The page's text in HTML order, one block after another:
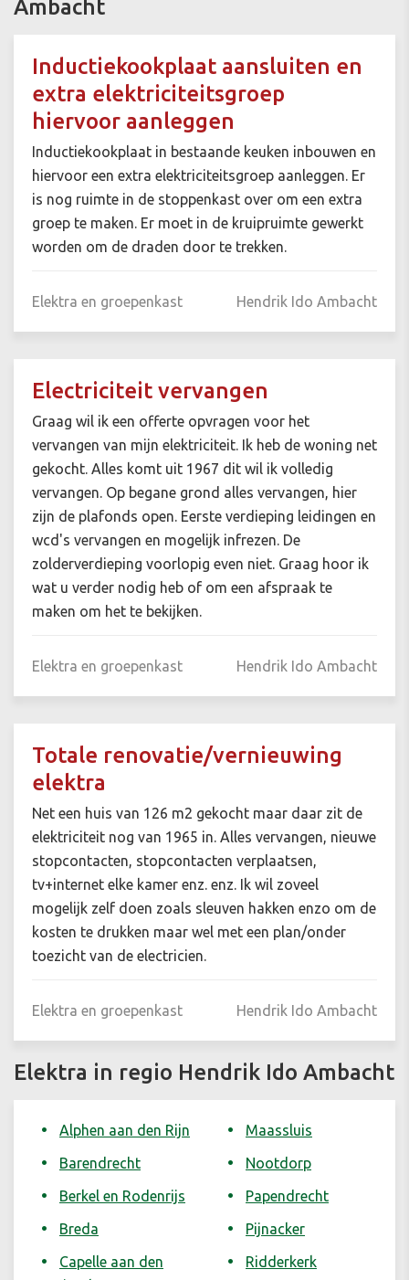
Ambacht
Inductiekookplaat aansluiten en
extra elektriciteitsgroep
hiervoor aanleggen
Inductiekookplaat in bestaande keuken inbouwen en
hiervoor een extra elektriciteitsgroep aanleggen. Er
is nog ruimte in de stoppenkast over om een extra
groep te maken. Er moet in de kruipruimte gewerkt
worden om de draden door te trekken.
Elektra en groepenkast Hendrik Ido Ambacht
Electriciteit vervangen
Graag wil ik een offerte opvragen voor het
vervangen van mijn elektriciteit. Ik heb de woning net
gekocht. Alles komt uit 1967 dit wil ik volledig
vervangen. Op begane grond alles vervangen, hier
zijn de plafonds open. Eerste verdieping leidingen en
wcd's vervangen en mogelijk infrezen. De
zolderverdieping voorlopig even niet. Graag hoor ik
wat u verder nodig heb of om een afspraak te
maken om het te bekijken.
Elektra en groepenkast Hendrik Ido Ambacht
Totale renovatie/vernieuwing
elektra
Net een huis van 126 m2 gekocht maar daar zit de
elektriciteit nog van 1965 in. Alles vervangen, nieuwe
stopcontacten, stopcontacten verplaatsen,
tv+internet elke kamer enz. enz. Ik wil zoveel
mogelijk zelf doen zoals sleuven hakken enzo om de
kosten te drukken maar wel met een plan/onder
toezicht van de electricien.
Elektra en groepenkast Hendrik Ido Ambacht
Elektra in regio Hendrik Ido Ambacht
Alphen aan den Rijn
Barendrecht
Berkel en Rodenrijs
Breda
Capelle aan den
Maassluis
Nootdorp
Papendrecht
Pijnacker
Ridderkerk